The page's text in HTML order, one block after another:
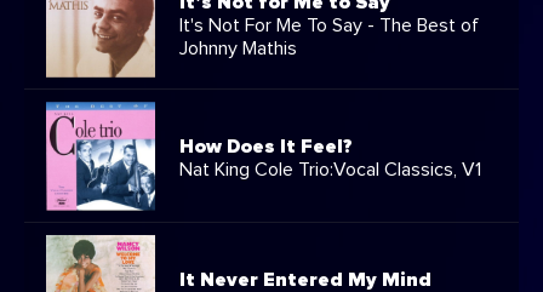
It's Not For Me To Say - The Best of
Johnny Mathis
How Does It Feel?
Nat King Cole Trio:Vocal Classics, V1
It Never Entered My Mind